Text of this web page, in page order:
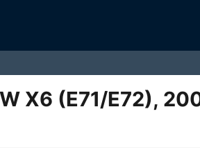
X6 (E71/E72),